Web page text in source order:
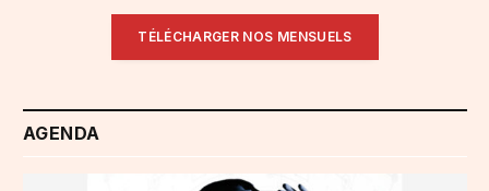
TÉLÉCHARGER NOS MENSUELS
AGENDA